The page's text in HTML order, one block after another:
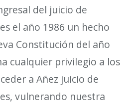
del juicio de
el año 1986 un hecho
Constitución del año
cualquier privilegio a los
a Añez juicio de
vulnerando nuestra